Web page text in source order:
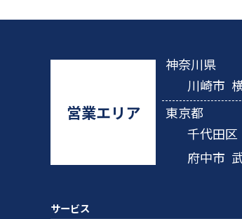
営業エリア
神奈川県
川崎市
東京都
千代田区
府中市
サービス